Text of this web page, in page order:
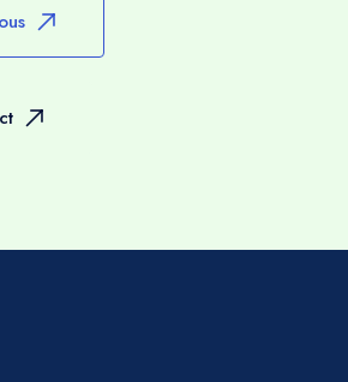
votre guide.
durant le mois sacré du
la courtoisie de prendre un